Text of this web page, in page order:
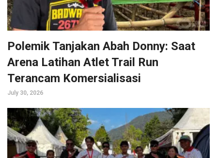
Polemik Tanjakan Abah Donny: Saat
Arena Latihan Atlet Trail Run
Terancam Komersialisasi
July 30, 2026